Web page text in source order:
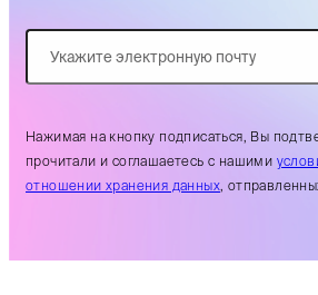
Нажимая на кнопку подписаться, Вы
прочитали и соглашаетесь с нашими
отношении хранения данных,